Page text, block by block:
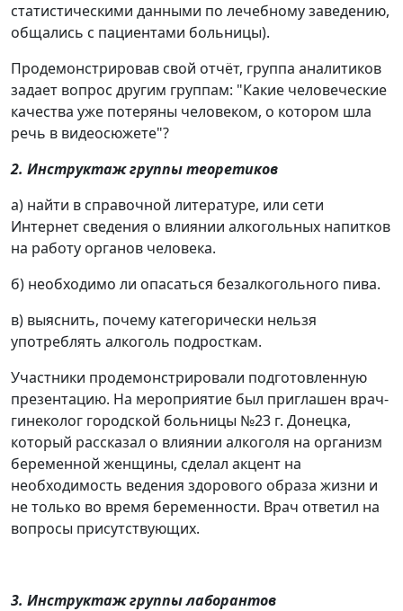
статистическими данными по лечебному заведению,
общались с пациентами больницы).
Продемонстрировав свой отчёт, группа аналитиков
задает вопрос другим группам: "Какие человеческие
качества уже потеряны человеком, о котором шла
речь в видеосюжете"?
2. Инструктаж группы теоретиков
а) найти в справочной литературе, или сети
Интернет сведения о влиянии алкогольных напитков
на работу органов человека.
б) необходимо ли опасаться безалкогольного пива.
в) выяснить, почему категорически нельзя
употреблять алкоголь подросткам.
Участники продемонстрировали подготовленную
презентацию. На мероприятие был приглашен врач-
гинеколог городской больницы №23 г. Донецка,
который рассказал о влиянии алкоголя на организм
беременной женщины, сделал акцент на
необходимость ведения здорового образа жизни и
не только во время беременности. Врач ответил на
вопросы присутствующих.
3. Инструктаж группы лаборантов